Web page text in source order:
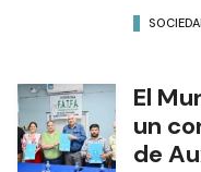
El
un
de